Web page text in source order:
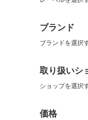
ブランド
ブランドを選択
取り扱いシ
ショップを選択
価格